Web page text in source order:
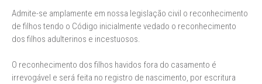
Admite-se amplamente em nossa legislação civil o reconhecimento
de filhos tendo o Código inicialmente vedado o reconhecimento
dos filhos adulterinos e incestuosos.
O reconhecimento dos filhos havidos fora do casamento é
irrevogável e será feita no registro de nascimento, por escritura